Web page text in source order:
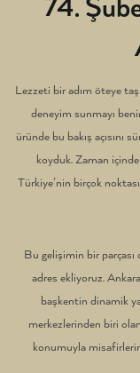
74.
Lezzeti bir adım öteye
deneyim sunmayı
üründe bu bakış açısını
koyduk. Zaman
Türkiye’nin birçok
Bu gelişimin bir parçası
adres ekliyoruz.
başkentin dinamik
merkezlerinden biri
konumuyla